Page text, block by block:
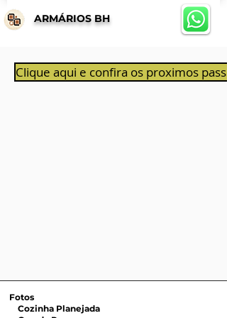
ARMÁRIOS BH
Clique aqui e confira os proximos
Fotos
Cozinha Planejada